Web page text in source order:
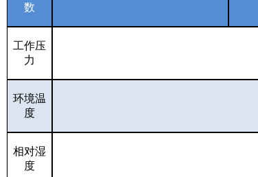
数
工作压
力
环境温
度
相对湿
度